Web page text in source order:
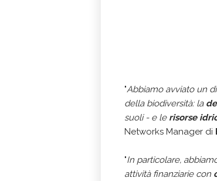
"Abbiamo avviato un
della biodiversità: la
suoli - e lerisorse
Networks Manager di
"In particolare,
attività finanziarie con